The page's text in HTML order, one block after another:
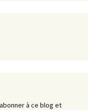
à ce blog et